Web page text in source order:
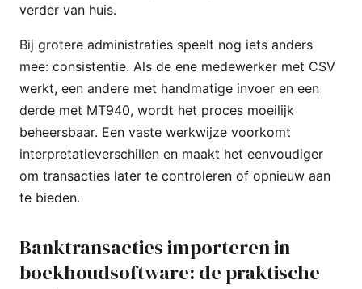
verder van huis.
Bij grotere administraties speelt nog iets anders
mee: consistentie. Als de ene medewerker met CSV
werkt, een andere met handmatige invoer en een
derde met MT940, wordt het proces moeilijk
beheersbaar. Een vaste werkwijze voorkomt
interpretatieverschillen en maakt het eenvoudiger
om transacties later te controleren of opnieuw aan
te bieden.
Banktransacties importeren in
boekhoudsoftware: de praktische